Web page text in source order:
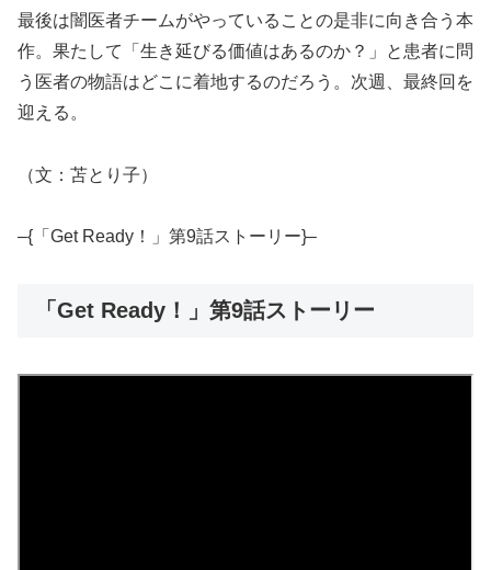
最後は闇医者チームがやっていることの是非に向き合う本
作。果たして「生き延びる価値はあるのか？」と患者に問
う医者の物語はどこに着地するのだろう。次週、最終回を
迎える。
（文：苫とり子）
–{「Get Ready！」第9話ストーリー}–
「Get Ready！」第9話ストーリー